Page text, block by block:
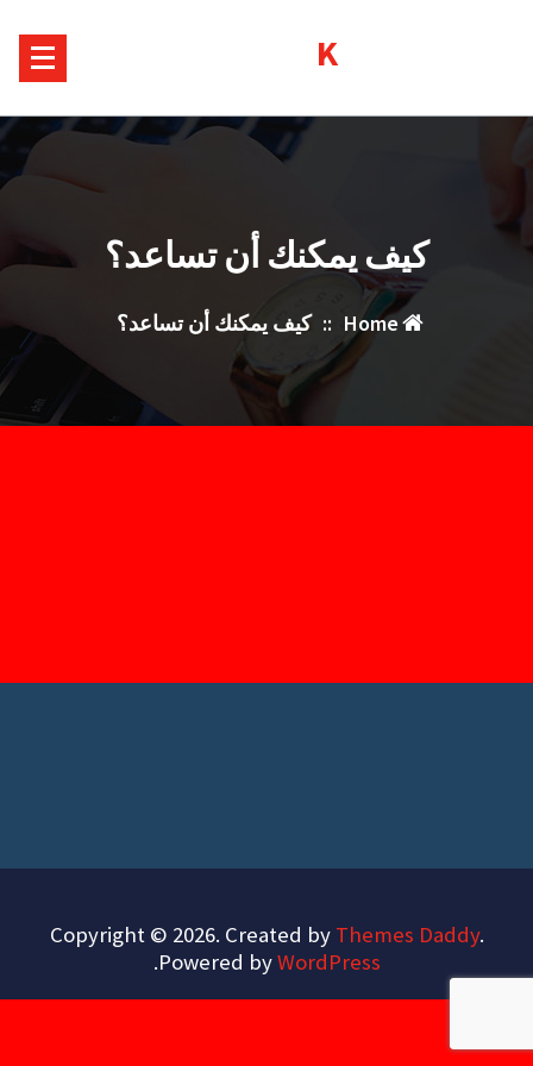
كيف يمكنك أن تساعد؟
Home
:: كيف يمكنك أن تساعد؟
Copyright © 2026. Created by Themes Daddy.
Powered byWordPress
.